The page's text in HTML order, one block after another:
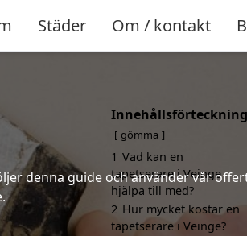
Städer Om / kontakt
denna guide och använder vår
Innehållsförteckning
gömma
1 Vad kan en
tapetserare i Veinge
hjälpa till med?
2 Hur mycket kostar en
tapetserare i Veinge?